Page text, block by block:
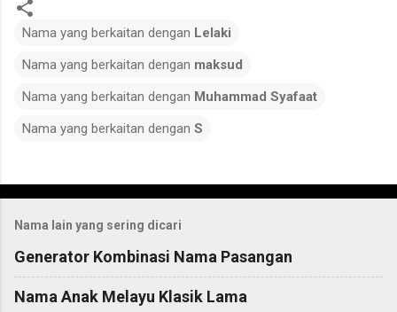
Nama yang berkaitan dengan Lelaki
Nama yang berkaitan dengan maksud
Nama yang berkaitan dengan Muhammad Syafaat
Nama yang berkaitan dengan S
o
m
m
e
n
Nama lain yang sering dicari
Generator Kombinasi Nama Pasangan
Nama Anak Melayu Klasik Lama